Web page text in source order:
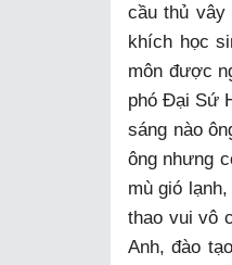
cầu thủ vây
khích học
môn được
phó Đại Sứ
sáng nào
ông nhưng
mù gió
thao vui vô
Anh, đào